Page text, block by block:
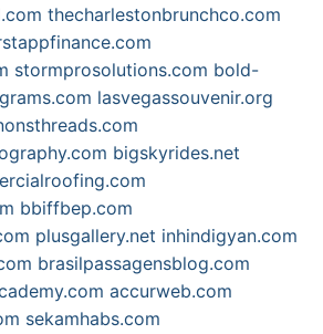
thecharlestonbrunchco.com
stormprosolutions.com bold-
lasvegassouvenir.org
bigskyrides.net
bbiffbep.com
plusgallery.net inhindigyan.com
brasilpassagensblog.com
accurweb.com
sekamhabs.com